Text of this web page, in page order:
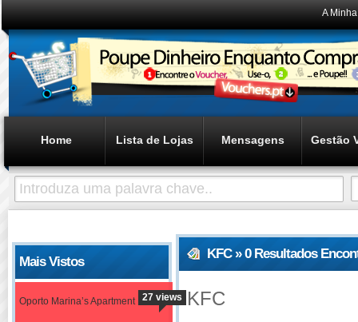
A
Home Lista de Lojas Mensagens Gestão
Mais Vistos
Oporto Marina’s Apartment 27 views
KFC » 0 Resultados
KFC